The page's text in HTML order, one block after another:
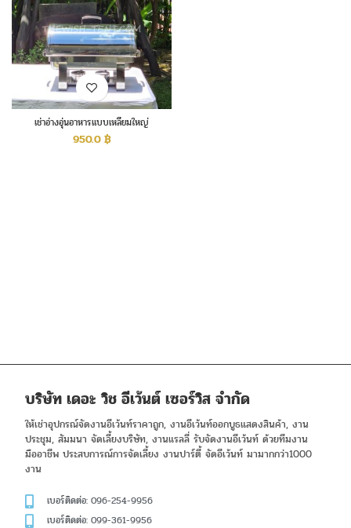
เช่าอ่างอุ่นอาหารแบบเหลี่ยมใหญ่
950.0฿
บริษัท เดอะ วิช อีเว้นต์ เซอร์วิส จำกัด
ให้เช่าอุปกรณ์จัดงานอีเว้นท์ราคาถูก, งานอีเว้นท์ออกบูธแสดงสินค้า, งาน
ประชุม, สัมมนา จัดเลี้ยงบริษัท, งานแรลลี่ รับจัดงานอีเว้นท์ ด้วยทีมงาน
มืออาชีพ ประสบการณ์การจัดเลี้ยง งานปาร์ตี้ จัดอีเว้นท์ มามากกว่า1000
งาน
เบอร์ติดต่อ: 096-254-9956
เบอร์ติดต่อ: 099-361-9956